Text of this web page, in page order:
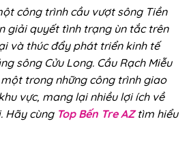
công trình cầu vượt sông Tiền
giải quyết tình trạng ùn tắc trên
và thúc đẩy phát triển kinh tế
sông Cửu Long. Cầu Rạch Miễu
trong những công trình giao
vực, mang lại nhiều lợi ích về
Hãy cùng Top Bến Tre AZtìm hiểu